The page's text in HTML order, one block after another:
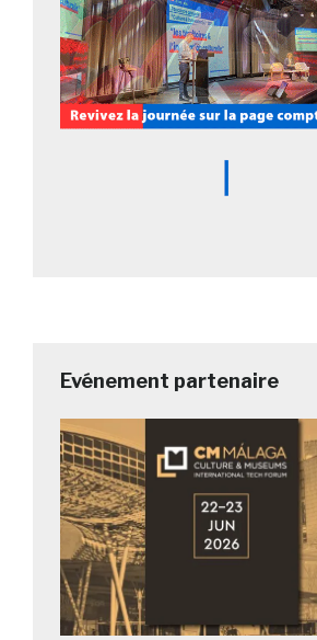
Evénement partenaire